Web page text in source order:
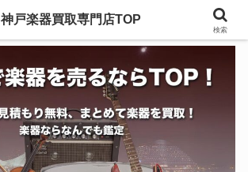
神戸楽器買取専門店TOP
検索